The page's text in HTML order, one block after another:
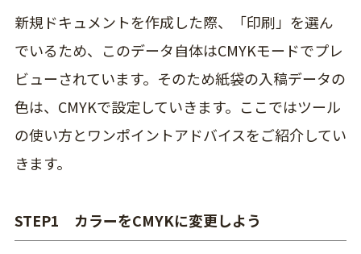
新規ドキュメントを作成した際、「印刷」を選ん
でいるため、このデータ自体はCMYKモードでプレ
ビューされています。そのため紙袋の入稿データの
色は、CMYKで設定していきます。ここではツール
の使い方とワンポイントアドバイスをご紹介してい
きます。
STEP1 カラーをCMYKに変更しよう